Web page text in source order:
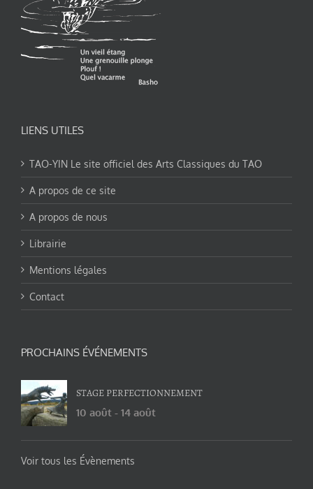
LIENS UTILES
TAO-YIN Le site officiel des Arts Classiques du TAO
A propos de ce site
A propos de nous
Librairie
Mentions légales
Contact
PROCHAINS ÉVÉNEMENTS
STAGE PERFECTIONNEMENT
10 août - 14 août
Voir tous les Évènements